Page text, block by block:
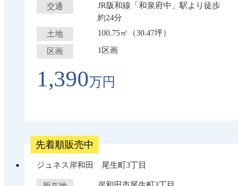
交通
JR阪和線「和泉府中」駅より徒歩
約24分
土地
100.75㎡（30.47坪）
区画 1区画
1,390万円
先着順販売中
ジュネス岸和田 尾生町3丁目